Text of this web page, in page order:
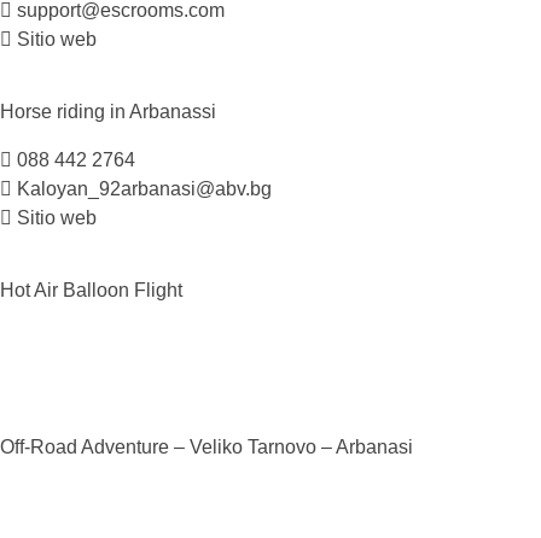
support@escrooms.com
Sitio web
Horse riding in Arbanassi
088 442 2764
Kaloyan_92arbanasi@abv.bg
Sitio web
Hot Air Balloon Flight
Off-Road Adventure – Veliko Tarnovo –Arbanasi